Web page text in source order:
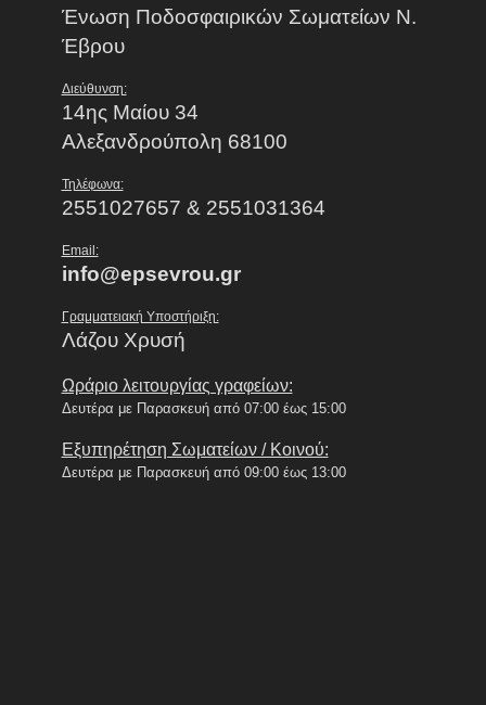
Ένωση Ποδοσφαιρικών Σωματείων Ν.
Έβρου
Διεύθυνση:
14ης Μαίου 34
Αλεξανδρούπολη 68100
Τηλέφωνα:
2551027657 & 2551031364
Email:
info@epsevrou.gr
Γραμματειακή Υποστήριξη:
Λάζου Χρυσή
Ωράριο λειτουργίας γραφείων:
Δευτέρα με Παρασκευή από 07:00 έως 15:00
Εξυπηρέτηση Σωματείων / Κοινού:
Δευτέρα με Παρασκευή από 09:00 έως 13:00